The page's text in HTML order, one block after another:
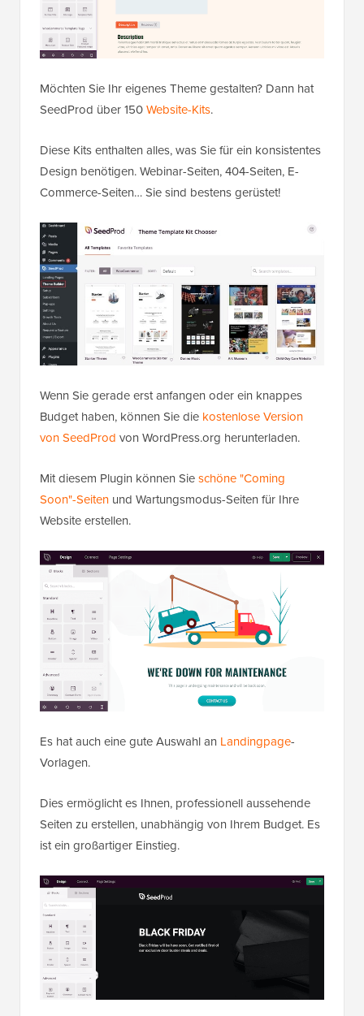
Möchten Sie Ihr eigenes Theme gestalten? Dann hat
SeedProd über 150Website-Kits.
Diese Kits enthalten alles, was Sie für ein konsistentes
Design benötigen. Webinar-Seiten, 404-Seiten, E-
Commerce-Seiten… Sie sind bestens gerüstet!
Wenn Sie gerade erst anfangen oder ein knappes
Budget haben, können Sie die kostenlose Version
von SeedProd von WordPress.org herunterladen.
Mit diesem Plugin können Sieschöne "Coming
Soon"-Seiten und Wartungsmodus-Seiten für Ihre
Website erstellen.
Es hat auch eine gute Auswahl an Landingpage-
Vorlagen.
Dies ermöglicht es Ihnen, professionell aussehende
Seiten zu erstellen, unabhängig von Ihrem Budget. Es
ist ein großartiger Einstieg.